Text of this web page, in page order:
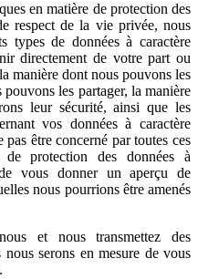
en matière de protection des
respect de la vie privée, nous
types de données à caractère
directement de votre part ou
manière dont nous pouvons les
les partager, la manière
leur sécurité, ainsi que les
vos données à caractère
être concerné par toutes ces
protection des données à
vous donner un aperçu de
nous pourrions être amenés
et nous transmettez des
serons en mesure de vous